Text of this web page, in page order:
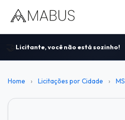
Licitante, você não está sozinho!
Home › Licitações por Cidade › MS